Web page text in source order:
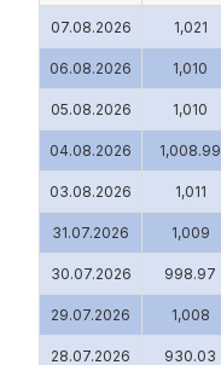
07.08.2026 1,021
06.08.2026 1,010
05.08.2026 1,010
04.08.2026 1,008.99
03.08.2026 1,011
31.07.2026 1,009
30.07.2026 998.97
29.07.2026 1,008
28.07.2026 930.03